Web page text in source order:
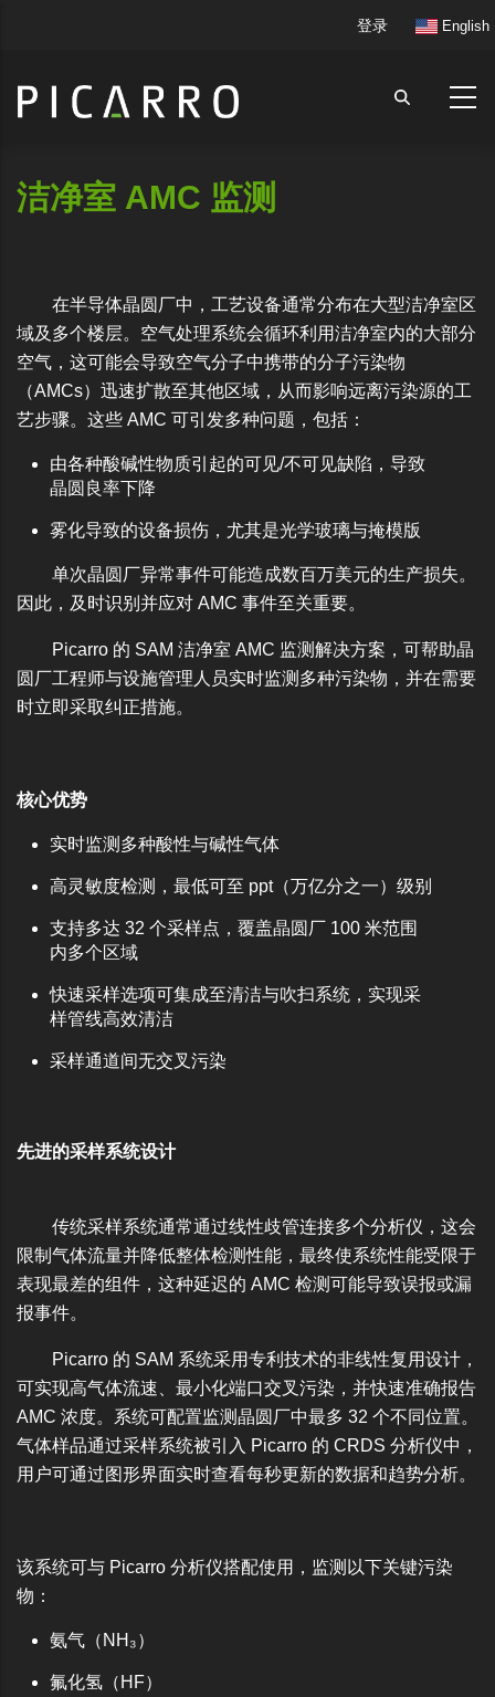
容
User
登录 English
洁净室 AMC 监测
在半导体晶圆厂中，工艺设备通常分布在大型洁净室区
域及多个楼层。空气处理系统会循环利用洁净室内的大部分
空气，这可能会导致空气分子中携带的分子污染物
（AMCs）迅速扩散至其他区域，从而影响远离污染源的工
艺步骤。这些 AMC 可引发多种问题，包括：
由各种酸碱性物质引起的可见/不可见缺陷，导致
晶圆良率下降
雾化导致的设备损伤，尤其是光学玻璃与掩模版
单次晶圆厂异常事件可能造成数百万美元的生产损失。
因此，及时识别并应对 AMC 事件至关重要。
Picarro 的 SAM 洁净室 AMC 监测解决方案，可帮助晶
圆厂工程师与设施管理人员实时监测多种污染物，并在需要
时立即采取纠正措施。
核心优势
实时监测多种酸性与碱性气体
高灵敏度检测，最低可至 ppt（万亿分之一）级别
支持多达 32 个采样点，覆盖晶圆厂 100 米范围
内多个区域
快速采样选项可集成至清洁与吹扫系统，实现采
样管线高效清洁
采样通道间无交叉污染
先进的采样系统设计
传统采样系统通常通过线性歧管连接多个分析仪，这会
限制气体流量并降低整体检测性能，最终使系统性能受限于
表现最差的组件，这种延迟的 AMC 检测可能导致误报或漏
报事件。
Picarro 的 SAM 系统采用专利技术的非线性复用设计，
可实现高气体流速、最小化端口交叉污染，并快速准确报告
AMC 浓度。系统可配置监测晶圆厂中最多 32 个不同位置。
气体样品通过采样系统被引入 Picarro 的 CRDS 分析仪中，
用户可通过图形界面实时查看每秒更新的数据和趋势分析。
该系统可与 Picarro 分析仪搭配使用，监测以下关键污染
物：
氨气（NH₃）
氟化氢（HF）